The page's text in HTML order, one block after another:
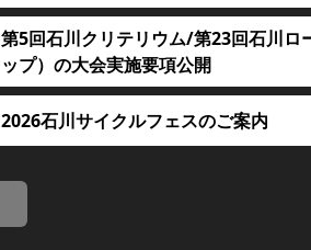
第5回石川クリテリウム/第23回石川ロ
ップ）の大会実施要項公開
2026石川サイクルフェスのご案内